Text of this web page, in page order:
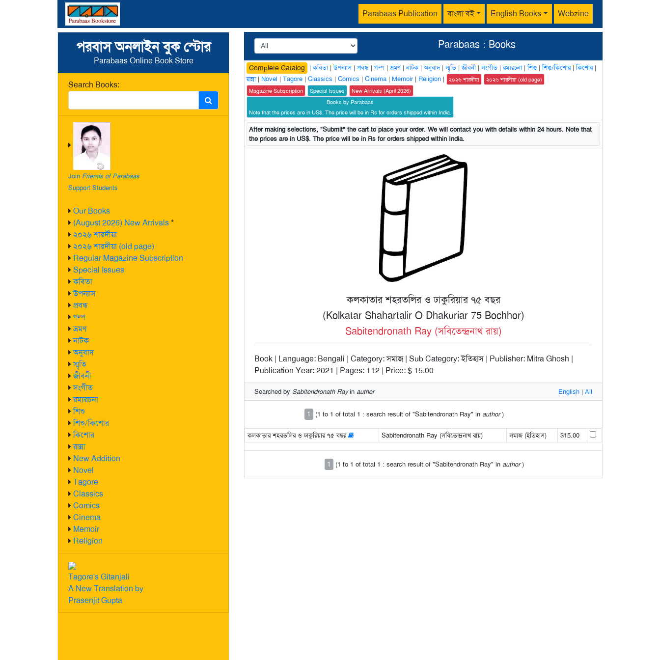
Parabaas Publication বাংলা বই English Books Webzine
পরবাস অনলাইন বুক স্টোর
Parabaas Online Book Store
Search Books:
Join Friends of Parabaas
Support Students
Our Books
(August 2026) New Arrivals*
২০২৬ শারদীয়া
২০২৬ শারদীয়া (old page)
Regular Magazine Subscription
Special Issues
কবিতা
উপন্যাস
প্রবন্ধ
গল্প
ভ্রমণ
নাটক
অনুবাদ
স্মৃতি
জীবনী
সংগীত
রম্যরচনা
শিশু
শিশু/কিশোর
কিশোর
রান্না
New Addition
Novel
Tagore
Classics
Comics
Cinema
Memoir
Religion
Tagore's Gitanjali
A New Translation by
Prasenjit Gupta
Parabaas : Books
Complete Catalog |কবিতা|উপন্যাস| প্রবন্ধ | গল্প |ভ্রমণ|নাটক |অনুবাদ|স্মৃতি |জীবনী|সংগীত |রম্যরচনা|শিশু |শিশু/কিশোর|কিশোর|
রান্না| Novel | Tagore | Classics | Comics | Cinema | Memoir| Religion | ২০২৬ শারদীয়া
২০২৬ শারদীয়া (old page)
Magazine Subscription
Special Issues
New Arrivals (April 2026)
Books by Parabaas
Note that the prices are in US$. The price will be in Rs for orders shipped within India.
After making selections, "Submit" the cart to place your order. We will contact you with details within 24 hours. Note that
the prices are in US$. The price will be in Rs for orders shipped within India.
কলকাতার শহরতলির ও ঢাকুরিয়ার ৭৫ বছর
(Kolkatar Shahartalir O Dhakuriar 75 Bochhor)
Sabitendronath Ray (সবিতেন্দ্রনাথ রায়)
Book | Language: Bengali | Category: সমাজ | Sub Category: ইতিহাস | Publisher: Mitra Ghosh |
Publication Year: 2021 | Pages: 112 | Price: $ 15.00
Searched by Sabitendronath Rayin author English | All
1 (1 to 1 of total 1 : search result of "Sabitendronath Ray" in author)
কলকাতার শহরতলির ও ঢাকুরিয়ার ৭৫ বছর Sabitendronath Ray (সবিতেন্দ্রনাথ রায়) সমাজ (ইতিহাস) $15.00
1 (1 to 1 of total 1 : search result of "Sabitendronath Ray" in author)